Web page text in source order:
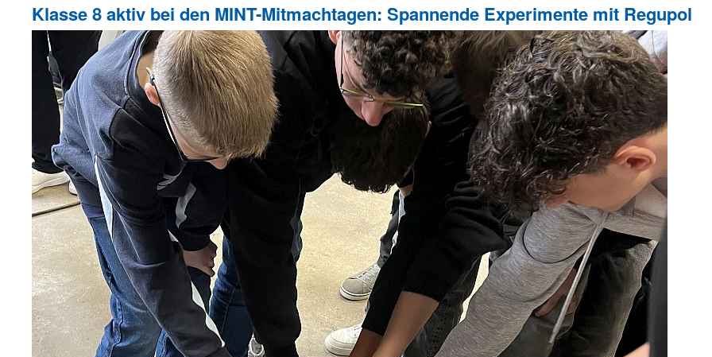
Klasse 8 aktiv bei den MINT-Mitmachtagen: Spannende Experimente mit Regupol